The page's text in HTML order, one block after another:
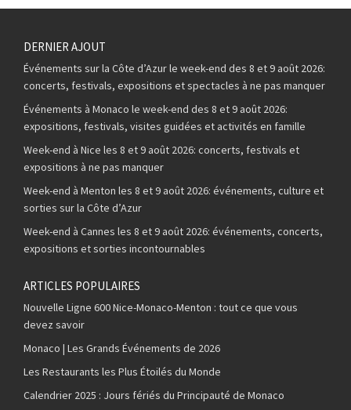
DERNIER AJOUT
Événements sur la Côte d’Azur le week-end des 8 et 9 août 2026:
concerts, festivals, expositions et spectacles à ne pas manquer
Événements à Monaco le week-end des 8 et 9 août 2026:
expositions, festivals, visites guidées et activités en famille
Week-end à Nice les 8 et 9 août 2026: concerts, festivals et
expositions à ne pas manquer
Week-end à Menton les 8 et 9 août 2026: événements, culture et
sorties sur la Côte d’Azur
Week-end à Cannes les 8 et 9 août 2026: événements, concerts,
expositions et sorties incontournables
ARTICLES POPULAIRES
Nouvelle Ligne 600 Nice-Monaco-Menton : tout ce que vous
devez savoir
Monaco | Les Grands Événements de 2026
Les Restaurants les Plus Étoilés du Monde
Calendrier 2025 : Jours fériés du Principauté de Monaco